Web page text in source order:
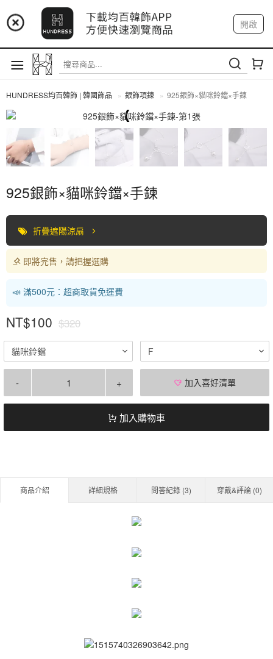
📢 市集預告：9/4-9/6 淡水捷運站
📢 市集預告：9/12-9/13 八里海巡基地
📢 市集預告：8/22-8/23 桃園青埔置地廣場
開啟
註冊 我的帳戶
HUNDRESS均百韓飾 | 韓國飾品 銀飾項鍊 925銀飾×貓咪鈴鐺×手鍊
全部商品
925銀飾×貓咪鈴鐺×手鍊
折疊遮陽涼扇
即將完售，請把握選購
📣 滿500元：超商取貨免運費
NT$100 $320
貓咪鈴鐺 F
- + 加入喜好清單
加入購物車
商品介紹 詳細規格 問答紀錄 (3) 穿戴&評論 (0)